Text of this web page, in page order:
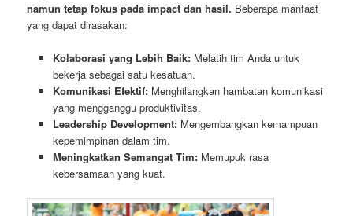
namun tetap fokus pada impact dan hasil. Beberapa manfaat
yang dapat dirasakan:
Kolaborasi yang Lebih Baik:Melatih tim Anda untuk
bekerja sebagai satu kesatuan.
Komunikasi Efektif:Menghilangkan hambatan komunikasi
yang mengganggu produktivitas.
Leadership Development:Mengembangkan kemampuan
kepemimpinan dalam tim.
Meningkatkan Semangat Tim:Memupuk rasa
kebersamaan yang kuat.